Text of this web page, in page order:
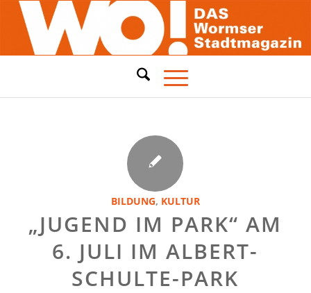
BILDUNG, KULTUR
„JUGEND IM PARK“ AM
6. JULI IM ALBERT-
SCHULTE-PARK